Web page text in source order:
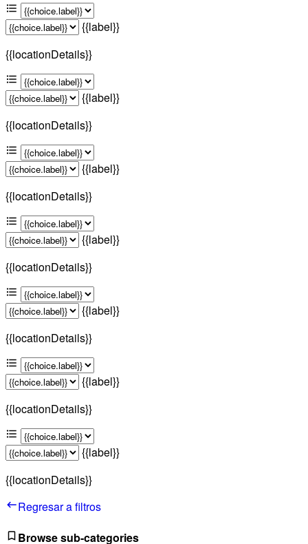
{{label}}
{{locationDetails}}
{{label}}
{{locationDetails}}
{{label}}
{{locationDetails}}
{{label}}
{{locationDetails}}
{{label}}
{{locationDetails}}
{{label}}
{{locationDetails}}
{{label}}
{{locationDetails}}
Regresar a filtros
Browse sub-categories